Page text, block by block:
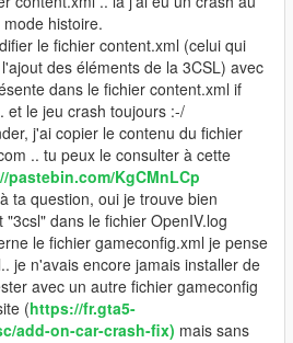
histoire.
le fichier content.xml (celui qui
des éléments de la 3CSL) avec
dans le fichier content.xml if
et le jeu crash toujours :-/
j'ai copier le contenu du fichier
.. tu peux le consulter à cette
pastebin.com/KgCMnLCp
ta question, oui je trouve bien
dans le fichier OpenIV.log
le fichier gameconfig.xml je pense
je n'avais encore jamais installer de
avec un autre fichier gameconfig
(https://fr.gta5-
add-on-car-crash-fix) mais sans